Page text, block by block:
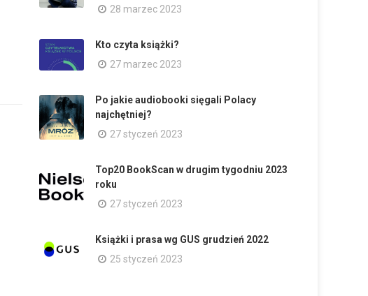
28 marzec 2023
Kto czyta książki?
27 marzec 2023
Po jakie audiobooki sięgali Polacy
najchętniej?
27 styczeń 2023
Top20 BookScan w drugim tygodniu 2023
roku
27 styczeń 2023
Książki i prasa wg GUS grudzień 2022
25 styczeń 2023